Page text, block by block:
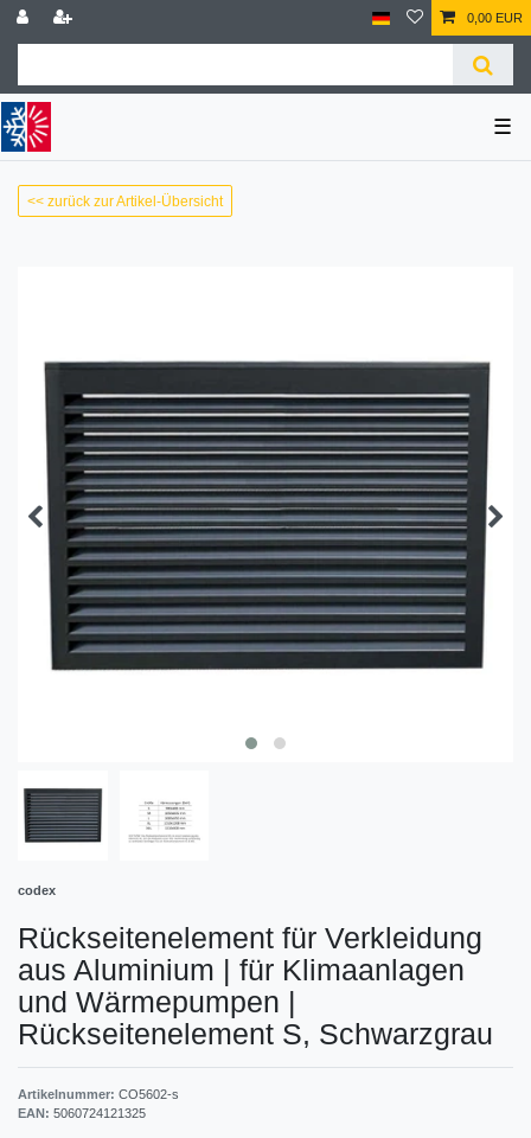
0,00 EUR
☰
<< zurück zur Artikel-Übersicht
codex
Rückseitenelement für Verkleidung
aus Aluminium | für Klimaanlagen
und Wärmepumpen |
Rückseitenelement S, Schwarzgrau
Artikelnummer: CO5602-s
EAN: 5060724121325